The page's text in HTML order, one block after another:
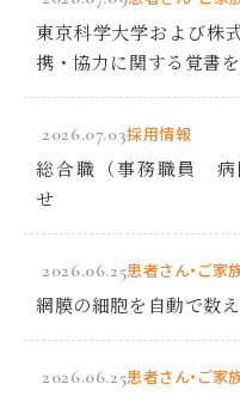
東京科学大学および
携・協力に関する覚書
2026.07.03採用情報
総合職（事務職員 病
せ
2026.06.25患者さん・ご家
網膜の細胞を自動で数
2026.06.25患者さん・ご家